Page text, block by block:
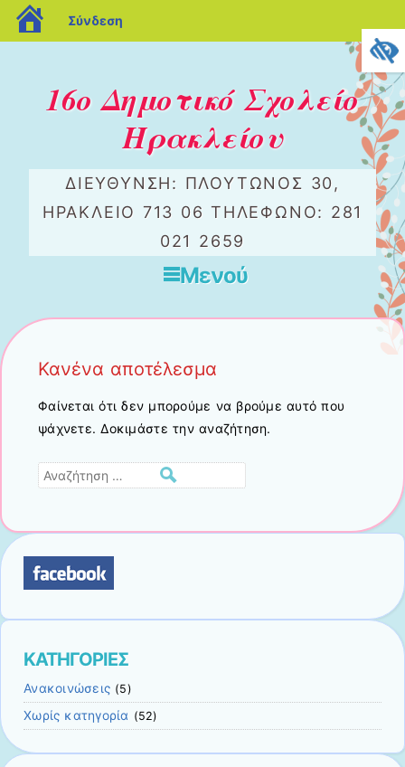
16ο Δημοτικό Σχολείο
Ηρακλείου
ΔΙΕΎΘΥΝΣΗ: ΠΛΟΎΤΩΝΟΣ 30,
ΗΡΆΚΛΕΙΟ 713 06 ΤΗΛΈΦΩΝΟ: 281
021 2659
Μενού
Κανένα αποτέλεσμα
Φαίνεται ότι δεν μπορούμε να βρούμε αυτό που
ψάχνετε. Δοκιμάστε την αναζήτηση.
Αναζήτηση
ΚΑΤΗΓΟΡΙΕΣ
Ανακοινώσεις (5)
Χωρίς κατηγορία (52)
blogs.sch.gr
Σύνδεση